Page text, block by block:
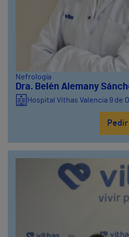
Nefrología
Dra. Belén Alemany
Hospital Vithas Valencia 9 de